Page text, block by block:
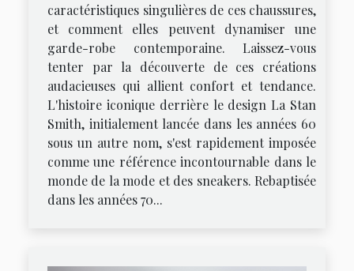
caractéristiques singulières de ces chaussures,
et comment elles peuvent dynamiser une
garde-robe contemporaine. Laissez-vous
tenter par la découverte de ces créations
audacieuses qui allient confort et tendance.
L'histoire iconique derrière le design La Stan
Smith, initialement lancée dans les années 60
sous un autre nom, s'est rapidement imposée
comme une référence incontournable dans le
monde de la mode et des sneakers. Rebaptisée
dans les années 70...